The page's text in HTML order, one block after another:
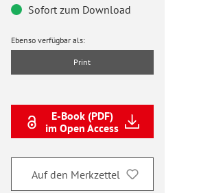
Sofort zum Download
Ebenso verfügbar als:
Print
E-Book (PDF)
im Open Access
Auf den Merkzettel